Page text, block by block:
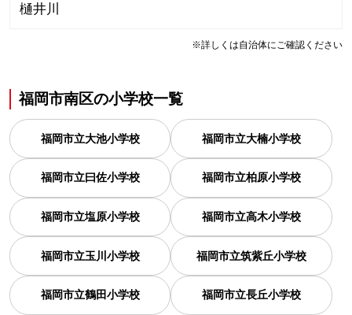
樋井川
※詳しくは自治体にご確認ください
福岡市南区の小学校一覧
福岡市立大池小学校 福岡市立大楠小学校
福岡市立曰佐小学校 福岡市立柏原小学校
福岡市立塩原小学校 福岡市立高木小学校
福岡市立玉川小学校 福岡市立筑紫丘小学校
福岡市立鶴田小学校 福岡市立長丘小学校